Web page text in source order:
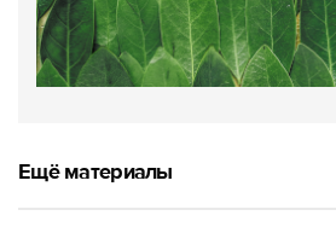
Ещё материалы